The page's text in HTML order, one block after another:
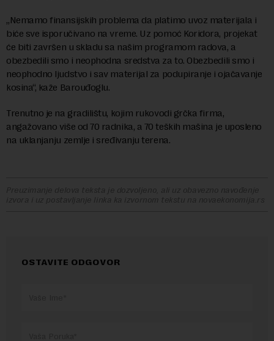
„Nemamo finansijskih problema da platimo uvoz materijala i
biće sve isporučivano na vreme. Uz pomoć Koridora, projekat
će biti završen u skladu sa našim programom radova, a
obezbedili smo i neophodna sredstva za to. Obezbedili smo i
neophodno ljudstvo i sav materijal za podupiranje i ojačavanje
kosina“, kaže Barouđoglu.
Trenutno je na gradilištu, kojim rukovodi grčka firma,
angažovano više od 70 radnika, a 70 teških mašina je uposleno
na uklanjanju zemlje i sređivanju terena.
Preuzimanje delova teksta je dozvoljeno, ali uz obavezno navođenje
izvora i uz postavljanje linka ka izvornom tekstu na novaekonomija.rs
OSTAVITE ODGOVOR